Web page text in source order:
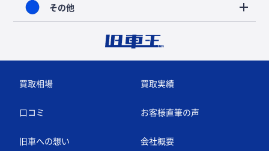
その他
買取相場 買取実績
口コミ お客様直筆の声
旧車への想い 会社概要